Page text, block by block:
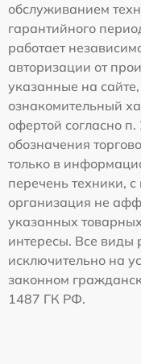
обслуживанием
гарантийного
работает
авторизации от
указанные на
ознакомительный
офертой согласно
обозначения
только в
перечень техники,
организация не
указанных
интересы. Все виды
исключительно на
законном
1487 ГК РФ.